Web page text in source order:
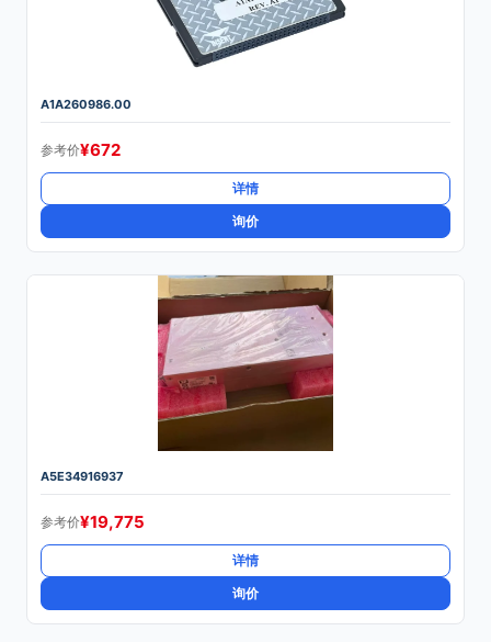
A1A260986.00
参考价¥672
详情
询价
A5E34916937
参考价¥19,775
详情
询价